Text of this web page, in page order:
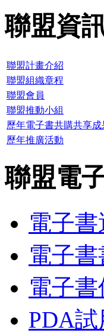
聯盟資
聯盟計畫介紹
聯盟組織章程
聯盟會員
聯盟推動小組
歷年電子書共購共享成
歷年推廣活動
聯盟電
電子
電子
電子
PDA